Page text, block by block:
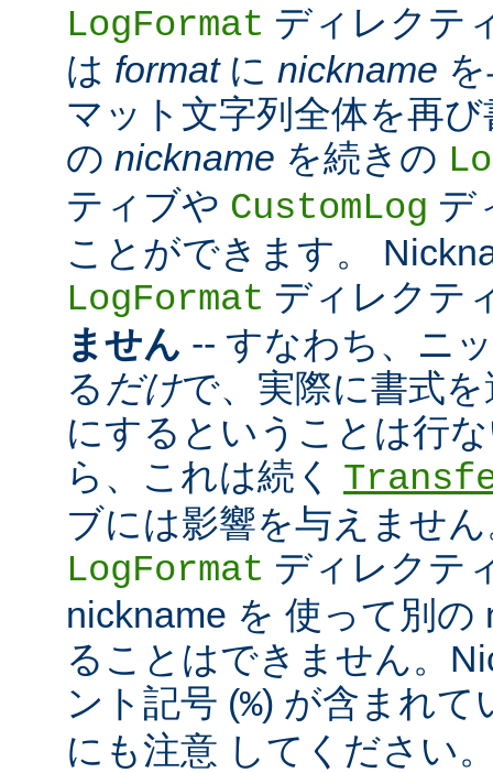
LogFormat ディレクテ
は formatに nickname
マット文字列全体を再
の nickname を続きの
ティブや CustomLog デ
ことができます。
LogFormat ディレクテ
ません -- すなわち、ニ
る だけで、実際に書式
にするということは行
ら、これは続く
ブには影響を与えませ
LogFormat ディレクテ
nickname を 使って別の
ることはできません。
ント記号 (%) が含まれて
にも注意 してください